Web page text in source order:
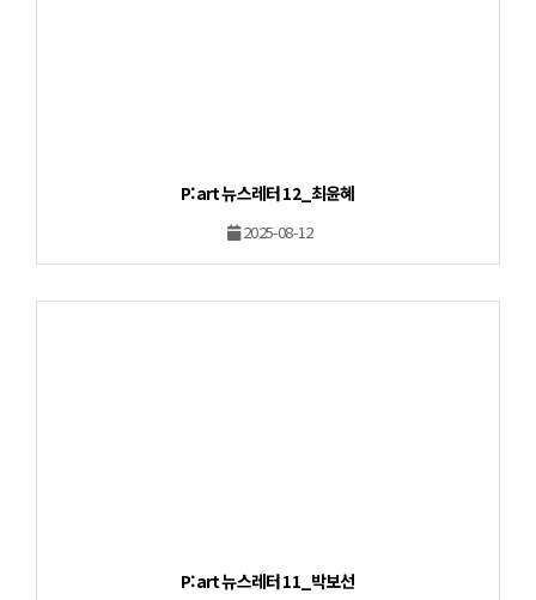
P:art 뉴스레터 12_최윤혜
2025-08-12
P:art 뉴스레터 11_박보선